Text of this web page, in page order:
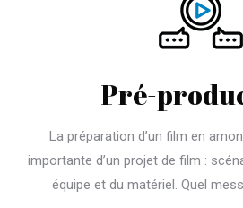
Pré-
La préparation d’un film en
importante d’un projet de film :
équipe et du matériel. Quel